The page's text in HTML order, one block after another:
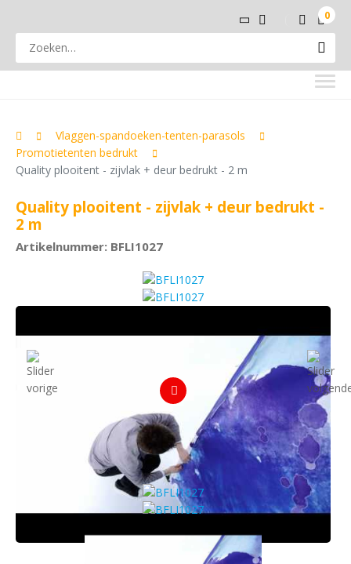
0
Vlaggen-spandoeken-tenten-parasols
Promotietenten bedrukt
Quality plooitent - zijvlak + deur bedrukt - 2 m
Quality plooitent - zijvlak + deur bedrukt -
2 m
Artikelnummer: BFLI1027